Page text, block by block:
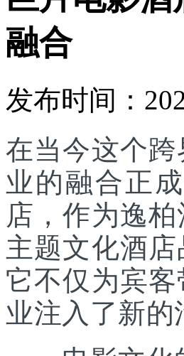
融合
发布时间：
在当今这个
业的融合正
店，作为逸
主题文化酒
它不仅为宾
业注入了新